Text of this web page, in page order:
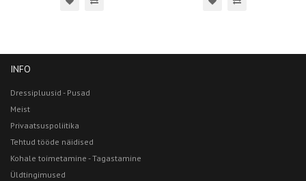
INFO
Dressipluusid - Pusad
Meist
Privaatsuspoliitika
Tehtud tööde näidised
Kohale toimetamine - Tagastamine
Üldtingimused